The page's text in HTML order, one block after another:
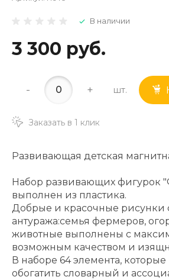
В наличии
3 300 руб.
- + шт.
Заказать в 1 клик
Развивающая детская
Набор развивающих фигурок
выполнен из пластика.
Добрые и красочные рисунки
антуража:семья фермеров,
животные выполнены с
возможным качеством и
В наборе 64 элемента,
обогатить словарный и